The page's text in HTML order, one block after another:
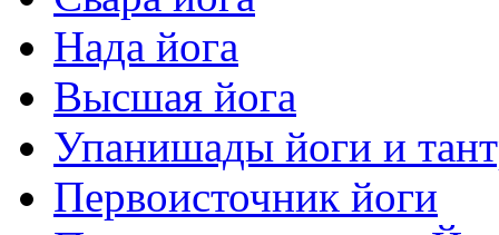
Нада йога
Высшая йога
Упанишады йоги и
Первоисточник йоги